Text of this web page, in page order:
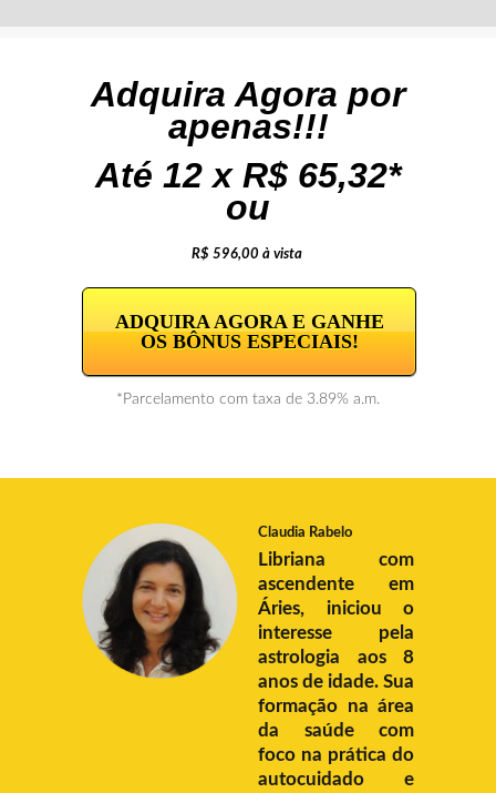
Adquira Agora por
apenas!!!
Até 12 x R$ 65,32*
ou
R$ 596,00 à vista
ADQUIRA AGORA E GANHE
OS BÔNUS ESPECIAIS!
*Parcelamento com taxa de 3.89% a.m.
Claudia Rabelo
Libriana com
ascendente em
Áries, iniciou o
interesse pela
astrologia aos 8
anos de idade. Sua
formação na área
da saúde com
foco na prática do
autocuidado e